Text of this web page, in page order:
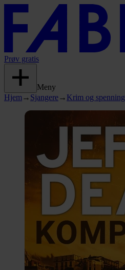
Prøv gratis
Meny
Hjem → Sjangere→ Krim og spenning